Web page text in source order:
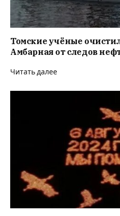
Томские учёные
Амбарная от следов
Читать далее